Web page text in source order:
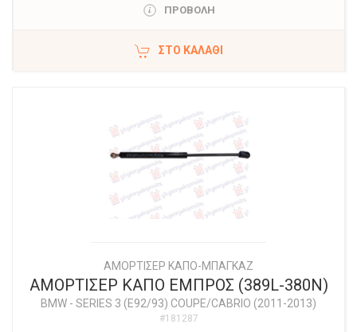
ΠΡΟΒΟΛΗ
ΣΤΟ ΚΑΛΆΘΙ
ΑΜΟΡΤΙΣΕΡ ΚΑΠΟ-ΜΠΑΓΚΑΖ
ΑΜΟΡΤΙΣΕΡ ΚΑΠΟ ΕΜΠΡΟΣ (389L-380N)
BMW - SERIES 3 (E92/93) COUPE/CABRIO (2011-2013)
#181287